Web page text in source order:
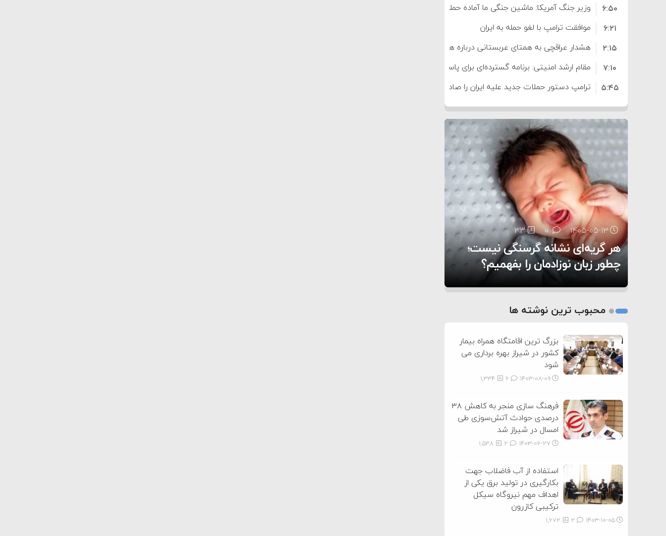
وزیر جنگ آمریکا: ماشین جنگی ما آماده حمله نظامی علیه ایران است
۶:۵۰
موافقت ترامپ با لغو حمله به ایران
۶:۲۱
هشدار عراقچی به همتای عربستانی درباره همراهی با آمریکا
۲:۱۵
مقام ارشد امنیتی: برنامه گسترده‌ای برای پاسخ به دیوانگی آمریکا داریم
۷:۱۰
ترامپ دستور حملات جدید علیه ایران را صادر کرد
۵:۴۵
سپاه: دو نفتکش متخلف مورد اصابت قرار گرفته و متوقف شدند
۱۲:۵۹
ترامپ مدعی توافق تاریخی برای خلع سلاح کامل حماس شد
۸:۵۷
اعتراض عراقچی به همتای بلغارستانی به دلیل کمک به آمریکا در حملات به
ایران
۱۶:۱۹
کشورهایی که به متجاوزان کمک می کنند پاسخ سختی خواهند گرفت
۱۰:۱۵
سنتکام پایان تجاوز جدید به ایران را اعلام کرد
۶:۰۵
۱۴۰۵-۰۵-۱۳ 0
33
هر گریه‌ای نشانه گرسنگی نیست؛
چطور زبان نوزادمان را بفهمیم؟
۱۴۰۵-۰۵-۱۲ 0
24
تغذیه پدر می‌تواند بر سلامت نوزاد
تأثیر بگذارد
۱۴۰۵-۰۵-۱۲ 0
11
روی دیگر زندگی
2
محبوب ترین نوشته ها
بزرگ ترین اقامتگاه همراه بیمار
کشور در شیراز بهره برداری می
شود
۱۴۰۳-۰۸-۰۹ 1,334
فرهنگ سازی منجر به کاهش ۳۸
درصدی حوادث آتش‌سوزی طی
امسال در شیراز شد
۱۴۰۳-۰۶-۲۷ 1,538
استفاده از آب فاضلاب جهت
بکارگیری در تولید برق یکی از
اهداف مهم نیروگاه سیکل
ترکیبی کازرون
۱۴۰۳-۱۰-۰۵ 1,672